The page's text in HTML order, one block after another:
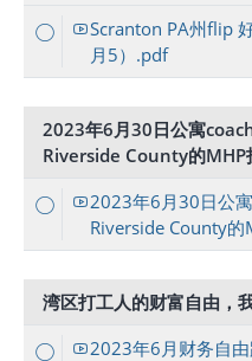
Scranton PA州flip
月5）.pdf
2023年6月30日公寓
Riverside County的MHP
2023年6月30日公
Riverside County
湾区打工人的财富自由，
2023年6月财务自